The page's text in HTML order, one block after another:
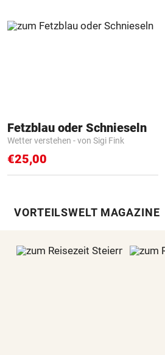
Fetzblau oder Schnieseln
Wetter verstehen - von Sigi Fink
€25,00
VORTEILSWELT MAGAZINE